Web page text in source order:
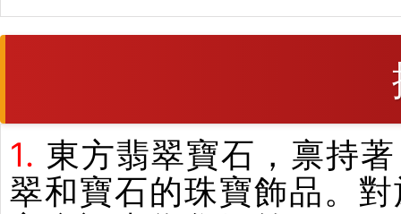
1. 東方翡翠寶石，禀持
翠和寶石的珠寶飾品。